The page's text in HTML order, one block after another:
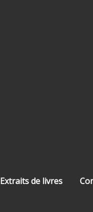
Extraits de livres